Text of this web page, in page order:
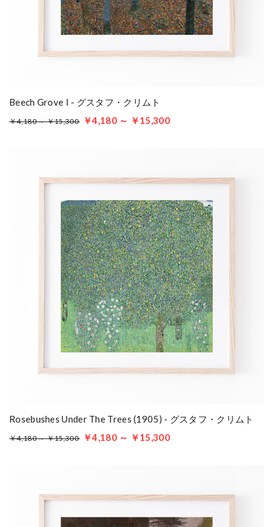
Beech Grove I - グスタフ・クリムト
￥4,180 ～ ￥15,300 ￥4,180 ～ ￥15,300
Rosebushes Under The Trees (1905) - グスタフ・クリムト
￥4,180 ～ ￥15,300 ￥4,180 ～ ￥15,300